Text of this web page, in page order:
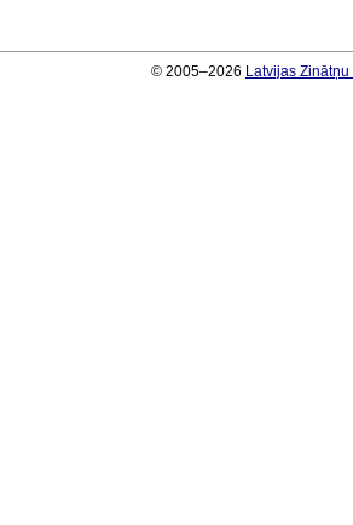
© 2005–2026 Latvijas